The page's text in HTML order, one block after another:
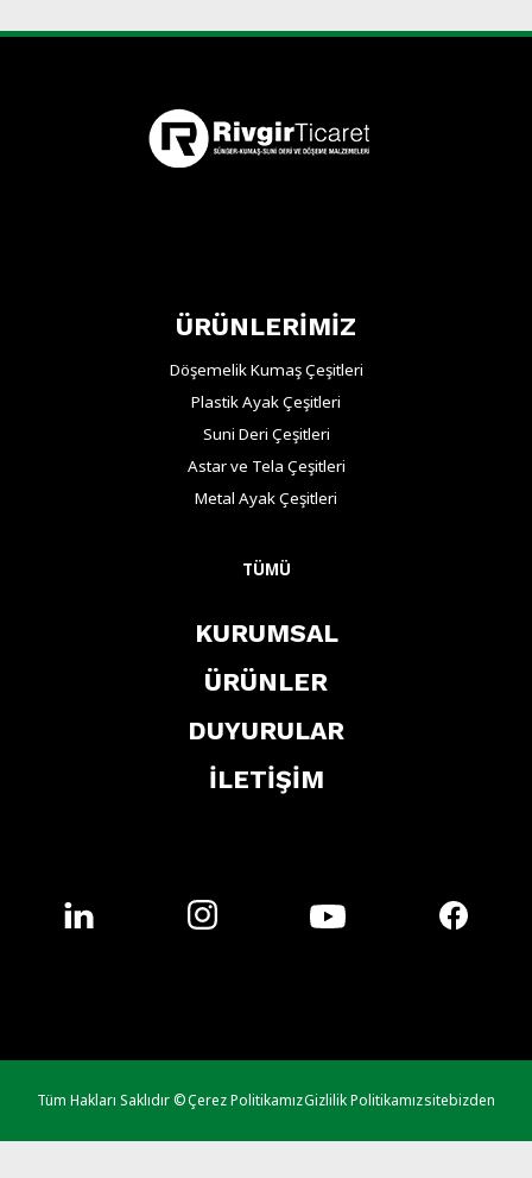
ÜRÜNLERİMİZ
Döşemelik Kumaş Çeşitleri
Plastik Ayak Çeşitleri
Suni Deri Çeşitleri
Astar ve Tela Çeşitleri
Metal Ayak Çeşitleri
TÜMÜ
KURUMSAL
ÜRÜNLER
DUYURULAR
İLETİŞİM
Tüm Hakları Saklıdır ©Çerez PolitikamızGizlilik Politikamızsitebizden